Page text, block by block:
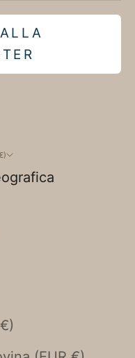
(EUR €)
Bielorussia (EUR €)